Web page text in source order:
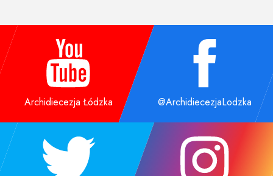
Archidiecezja Łódzka @ArchidiecezjaLodzka